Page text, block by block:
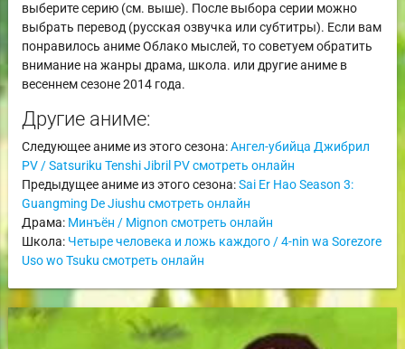
выберите серию (см. выше). После выбора серии можно
выбрать перевод (русская озвучка или субтитры). Если вам
понравилось аниме Облако мыслей, то советуем обратить
внимание на жанры драма, школа. или другие аниме в
весеннем сезоне 2014 года.
Другие аниме:
Следующее аниме из этого сезона:Ангел-убийца Джибрил
PV / Satsuriku Tenshi Jibril PV смотреть онлайн
Предыдущее аниме из этого сезона:Sai Er Hao Season 3:
Guangming De Jiushu смотреть онлайн
Драма: Минъён / Mignon смотреть онлайн
Школа: Четыре человека и ложь каждого / 4-nin wa Sorezore
Uso wo Tsuku смотреть онлайн